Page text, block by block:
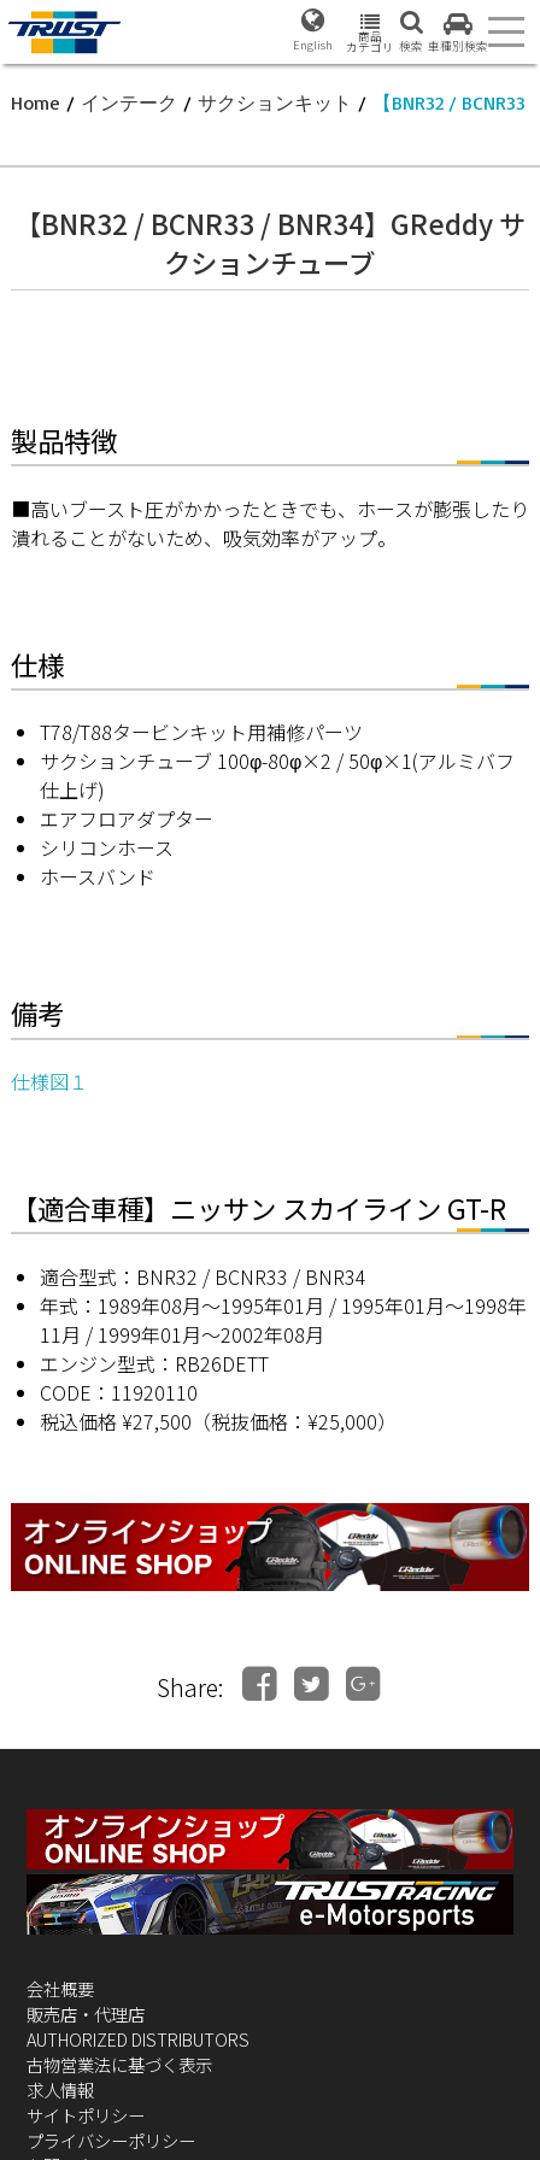
English 商品
カテゴリ 検索 車種別検索
Home / インテーク / サクションキット / 【BNR32 /
【BNR32 / BCNR33 / BNR34】GReddy サ
クションチューブ
製品特徴
■高いブースト圧がかかったときでも、ホースが膨張したり
潰れることがないため、吸気効率がアップ。
仕様
T78/T88タービンキット用補修パーツ
サクションチューブ 100φ-80φ×2 / 50φ×1(アルミバフ
仕上げ)
エアフロアダプター
シリコンホース
ホースバンド
備考
仕様図１
【適合車種】ニッサン スカイライン GT-R
適合型式：BNR32 / BCNR33 / BNR34
年式：1989年08月〜1995年01月 / 1995年01月〜1998年
11月 / 1999年01月〜2002年08月
エンジン型式：RB26DETT
CODE：11920110
税込価格 ¥27,500（税抜価格：¥25,000）
Share:
会社概要
販売店・代理店
AUTHORIZED DISTRIBUTORS
古物営業法に基づく表示
求人情報
サイトポリシー
プライバシーポリシー